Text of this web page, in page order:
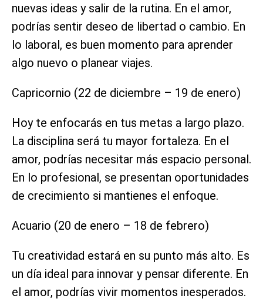
nuevas ideas y salir de la rutina. En el amor,
podrías sentir deseo de libertad o cambio. En
lo laboral, es buen momento para aprender
algo nuevo o planear viajes.
Capricornio (22 de diciembre – 19 de enero)
Hoy te enfocarás en tus metas a largo plazo.
La disciplina será tu mayor fortaleza. En el
amor, podrías necesitar más espacio personal.
En lo profesional, se presentan oportunidades
de crecimiento si mantienes el enfoque.
Acuario (20 de enero – 18 de febrero)
Tu creatividad estará en su punto más alto. Es
un día ideal para innovar y pensar diferente. En
el amor, podrías vivir momentos inesperados.